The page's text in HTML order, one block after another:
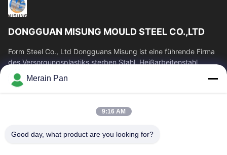
DONGGUAN MISUNG MOULD STEEL CO.,LTD
Form Steel Co., Ltd Dongguans Misung ist eine führende Firma
des Versorgungsplastiks sterben Stahl, Heißarbeitenstahl,
Kaltverformungsstahl,...
Schnelllinks
Fabrik-Ausflug
Qualitätskontrolle
Merain Pan
9:16 AM
Good day, what product are you looking for?